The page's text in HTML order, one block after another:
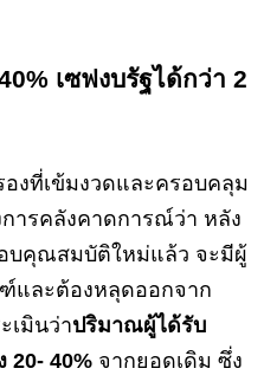
เซฟงบรัฐได้กว่า 2
งที่เข้มงวดและครอบคลุม
ารคลังคาดการณ์ว่า หลัง
บคุณสมบัติใหม่แล้ว จะมีผู้
และต้องหลุดออกจาก
เมินว่าปริมาณผู้ได้รับ
20- 40% จากยอดเดิม ซึ่ง